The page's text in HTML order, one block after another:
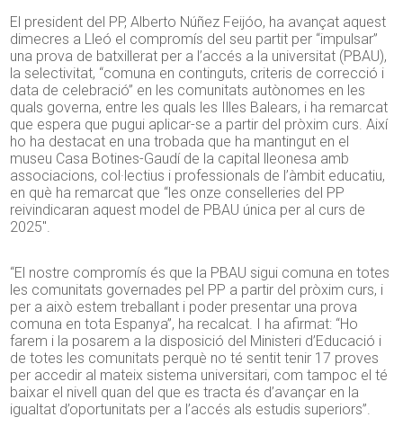
El president del PP, Alberto Núñez Feijóo, ha avançat aquest
dimecres a Lleó el compromís del seu partit per “impulsar”
una prova de batxillerat per a l’accés a la universitat (PBAU),
la selectivitat, “comuna en continguts, criteris de correcció i
data de celebració” en les comunitats autònomes en les
quals governa, entre les quals les Illes Balears, i ha remarcat
que espera que pugui aplicar-se a partir del pròxim curs. Així
ho ha destacat en una trobada que ha mantingut en el
museu Casa Botines-Gaudí de la capital lleonesa amb
associacions, col·lectius i professionals de l’àmbit educatiu,
en què ha remarcat que “les onze conselleries del PP
reivindicaran aquest model de PBAU única per al curs de
2025″.
“El nostre compromís és que la PBAU sigui comuna en totes
les comunitats governades pel PP a partir del pròxim curs, i
per a això estem treballant i poder presentar una prova
comuna en tota Espanya”, ha recalcat. I ha afirmat: “Ho
farem i la posarem a la disposició del Ministeri d’Educació i
de totes les comunitats perquè no té sentit tenir 17 proves
per accedir al mateix sistema universitari, com tampoc el té
baixar el nivell quan del que es tracta és d’avançar en la
igualtat d’oportunitats per a l’accés als estudis superiors”.